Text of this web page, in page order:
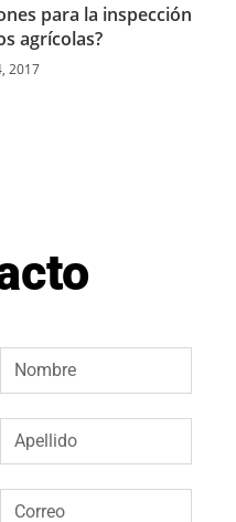
para la inspección
agrícolas?
2017